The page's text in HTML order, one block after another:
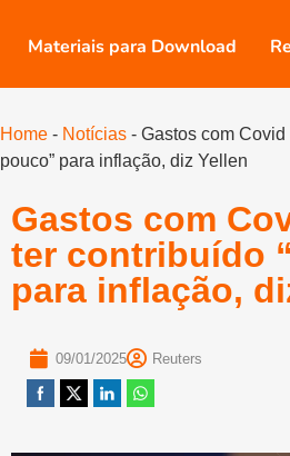
Materiais para Download
Home - Notícias - Gastos com Covid
pouco” para inflação, diz Yellen
Gastos com
ter contribuído
para inflação,
09/01/2025 Reuters